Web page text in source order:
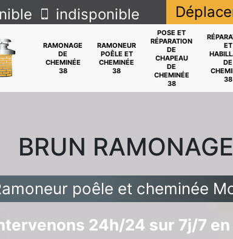
indisponible
RAMONAGE
DE
CHEMINÉE
38
RAMONEUR
POÊLE ET
CHEMINÉE
38
POSE ET
RÉPARATION
DE
CHAPEAU
DE
CHEMINÉE
38
ET
DE
38
BRUN
poêle et cheminée
24h/24 sur 7j/7